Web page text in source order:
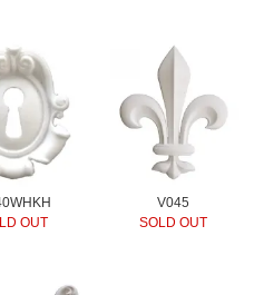
OUT
V045
SOLD OUT